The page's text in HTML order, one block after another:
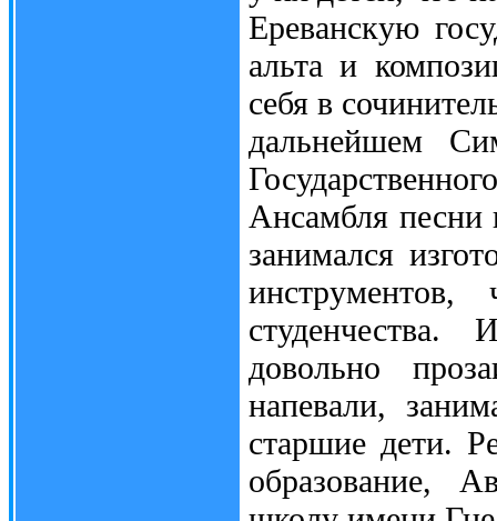
Ереванскую
альта и
себя в
дальнейшем
Ансамбля песни
занимался
студенчества.
довольно
напевали,
старшие дети.
образование,